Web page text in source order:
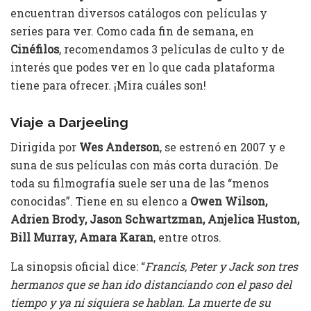
encuentran diversos catálogos con películas y
series para ver. Como cada fin de semana, en
Cinéfilos, recomendamos 3 películas de culto y de
interés que podes ver en lo que cada plataforma
tiene para ofrecer. ¡Mira cuáles son!
Viaje a Darjeeling
Dirigida por Wes Anderson, se estrenó en 2007 y e
suna de sus películas con más corta duración. De
toda su filmografía suele ser una de las “menos
conocidas”. Tiene en su elenco a Owen Wilson,
Adrien Brody, Jason Schwartzman, Anjelica Huston,
Bill Murray, Amara Karan, entre otros.
La sinopsis oficial dice: “Francis, Peter y Jack son tres
hermanos que se han ido distanciando con el paso del
tiempo y ya ni siquiera se hablan. La muerte de su